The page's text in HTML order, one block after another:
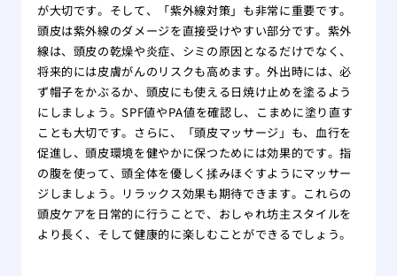
が大切です。そして、「紫外線対策」も非常に重要です。
頭皮は紫外線のダメージを直接受けやすい部分です。紫外
線は、頭皮の乾燥や炎症、シミの原因となるだけでなく、
将来的には皮膚がんのリスクも高めます。外出時には、必
ず帽子をかぶるか、頭皮にも使える日焼け止めを塗るよう
にしましょう。SPF値やPA値を確認し、こまめに塗り直す
ことも大切です。さらに、「頭皮マッサージ」も、血行を
促進し、頭皮環境を健やかに保つためには効果的です。指
の腹を使って、頭全体を優しく揉みほぐすようにマッサー
ジしましょう。リラックス効果も期待できます。これらの
頭皮ケアを日常的に行うことで、おしゃれ坊主スタイルを
より長く、そして健康的に楽しむことができるでしょう。